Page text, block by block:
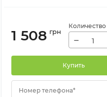
1 508 грн
Количество
−
Купить
Номер телефона*